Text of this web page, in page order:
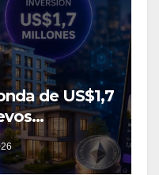
de US$1,7